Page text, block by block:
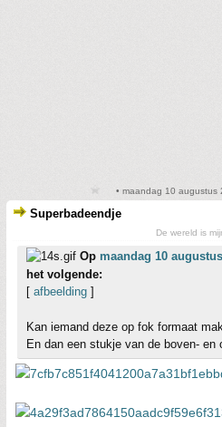
• maandag 10 augustus
Superbadeendje
De wereld is
Op maandag 10
het volgende:
[ afbeelding ]
Kan iemand deze op fok formaat
En dan een stukje van de boven- en